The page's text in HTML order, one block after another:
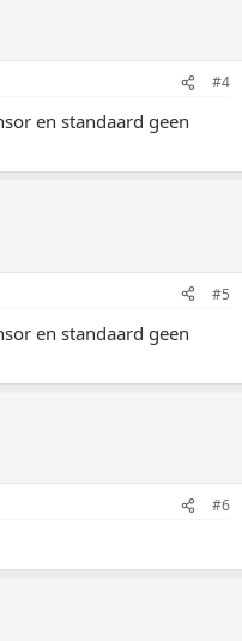
#4
en standaard geen
#5
en standaard geen
#6